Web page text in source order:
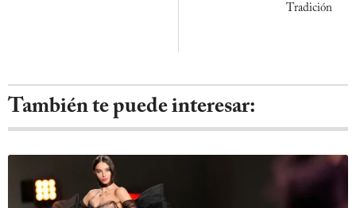
Tradición
También te puede interesar: